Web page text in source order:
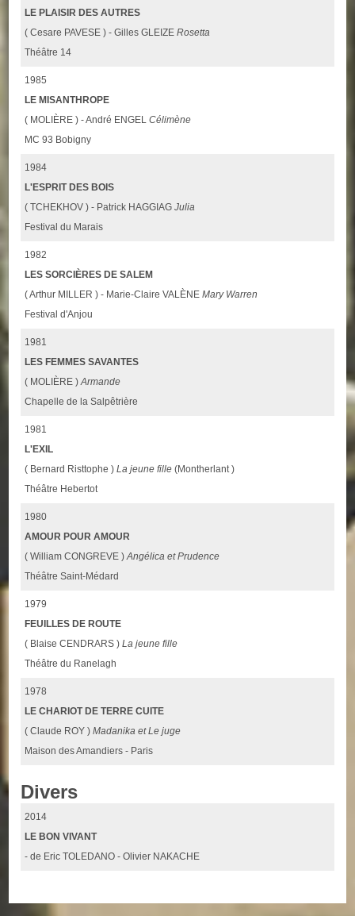
LE PLAISIR DES AUTRES
( Cesare PAVESE ) - Gilles GLEIZERosetta
Théâtre 14
1985
LE MISANTHROPE
( MOLIÈRE ) - André ENGELCélimène
MC 93 Bobigny
1984
L'ESPRIT DES BOIS
( TCHEKHOV ) - Patrick HAGGIAGJulia
Festival du Marais
1982
LES SORCIÈRES DE SALEM
( Arthur MILLER ) - Marie-Claire VALÈNEMary Warren
Festival d'Anjou
1981
LES FEMMES SAVANTES
( MOLIÈRE )Armande
Chapelle de la Salpêtrière
1981
L'EXIL
( Bernard Risttophe )La jeune fille (Montherlant )
Théâtre Hebertot
1980
AMOUR POUR AMOUR
( William CONGREVE )Angélica et Prudence
Théâtre Saint-Médard
1979
FEUILLES DE ROUTE
( Blaise CENDRARS )La jeune fille
Théâtre du Ranelagh
1978
LE CHARIOT DE TERRE CUITE
( Claude ROY )Madanika et Le juge
Maison des Amandiers - Paris
Divers
2014
LE BON VIVANT
- de Eric TOLEDANO - Olivier NAKACHE